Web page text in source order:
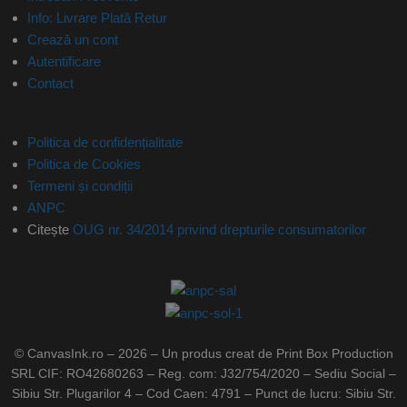
Info: Livrare Plată Retur
Crează un cont
Autentificare
Contact
Politica de confidențialitate
Politica de Cookies
Termeni și condiții
ANPC
Citește OUG nr. 34/2014 privind drepturile consumatorilor
© CanvasInk.ro – 2026 – Un produs creat de Print Box Production
SRL CIF: RO42680263 – Reg. com: J32/754/2020 – Sediu Social –
Sibiu Str. Plugarilor 4 – Cod Caen: 4791 – Punct de lucru: Sibiu Str.